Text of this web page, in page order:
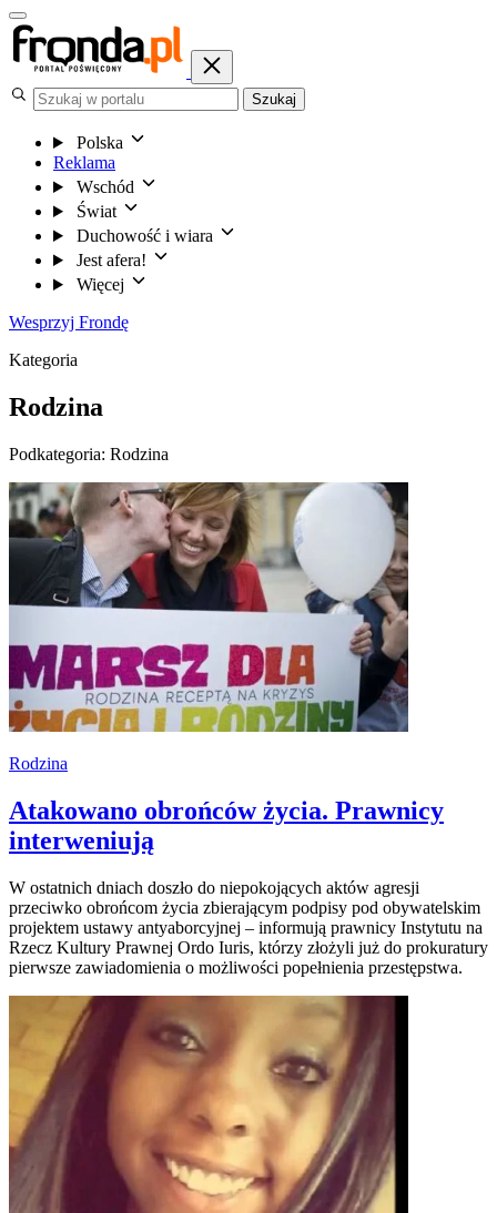
Szukaj
Polska
Reklama
Wschód
Świat
Duchowość i wiara
Jest afera!
Więcej
Wesprzyj Frondę
Kategoria
Rodzina
Podkategoria: Rodzina
Rodzina
Atakowano obrońców życia. Prawnicy
interweniują
W ostatnich dniach doszło do niepokojących aktów agresji
przeciwko obrońcom życia zbierającym podpisy pod obywatelskim
projektem ustawy antyaborcyjnej – informują prawnicy Instytutu na
Rzecz Kultury Prawnej Ordo Iuris, którzy złożyli już do prokuratury
pierwsze zawiadomienia o możliwości popełnienia przestępstwa.